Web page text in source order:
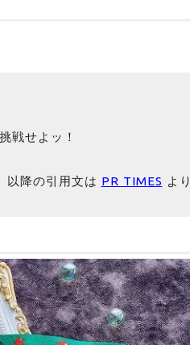
戦せよッ！
以降の引用文は PR TIMES より